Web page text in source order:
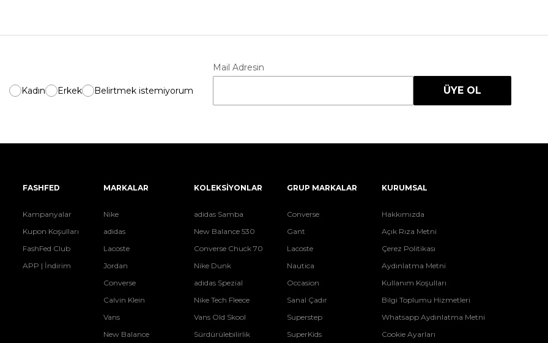
Kadın Erkek Belirtmek istemiyorum
Mail Adresin
ÜYE OL
FASHFED
Kampanyalar
Kupon Koşulları
FashFed Club
APP | İndirim
MARKALAR
Nike
adidas
Lacoste
Jordan
Converse
Calvin Klein
Vans
New Balance
KOLEKSİYONLAR
adidas Samba
New Balance 530
Converse Chuck 70
Nike Dunk
adidas Spezial
Nike Tech Fleece
Vans Old Skool
Sürdürülebilirlik
GRUP MARKALAR
Converse
Gant
Lacoste
Nautica
Occasion
Sanal Çadır
Superstep
SuperKids
KURUMSAL
Hakkımızda
Açık Rıza Metni
Çerez Politikası
Aydınlatma Metni
Kullanım Koşulları
Bilgi Toplumu Hizmetleri
Whatsapp Aydınlatma Metni
Cookie Ayarları